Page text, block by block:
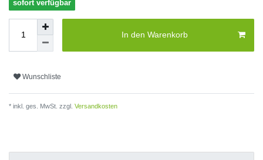
sofort verfügbar
In den Warenkorb
Wunschliste
* inkl. ges. MwSt. zzgl. Versandkosten